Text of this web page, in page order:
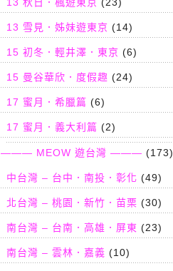
13 雪見．姊妹遊東京 (14)
15 初冬．輕井澤．東京 (6)
15 曼谷華欣．度假趣 (24)
17 蜜月．希臘篇 (6)
17 蜜月．義大利篇 (2)
——— MEOW 遊台灣 ——— (173)
中台灣 – 台中．南投．彰化 (49)
北台灣 – 桃園．新竹．苗栗 (30)
南台灣 – 台南．高雄．屏東 (23)
南台灣 – 雲林．嘉義 (10)